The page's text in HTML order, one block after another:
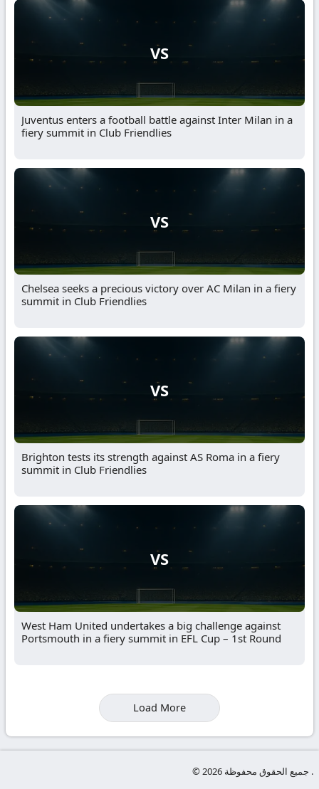
VS
Juventus enters a football battle against Inter Milan in a
fiery summit in Club Friendlies
VS
Chelsea seeks a precious victory over AC Milan in a fiery
summit in Club Friendlies
VS
Brighton tests its strength against AS Roma in a fiery
summit in Club Friendlies
VS
West Ham United undertakes a big challenge against
Portsmouth in a fiery summit in EFL Cup – 1st Round
Load More
© جميع الحقوق محفوظة 2026 .